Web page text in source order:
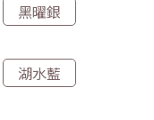
黑曜銀
湖水藍